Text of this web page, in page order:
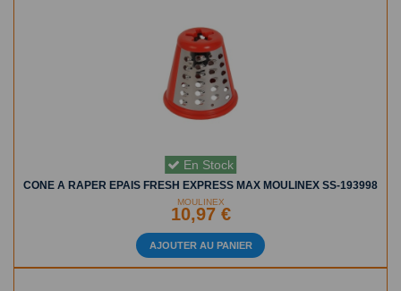
En Stock
CONE A RAPER EPAIS FRESH EXPRESS MAX MOULINEX SS-193998
MOULINEX
10,97 €
AJOUTER AU PANIER